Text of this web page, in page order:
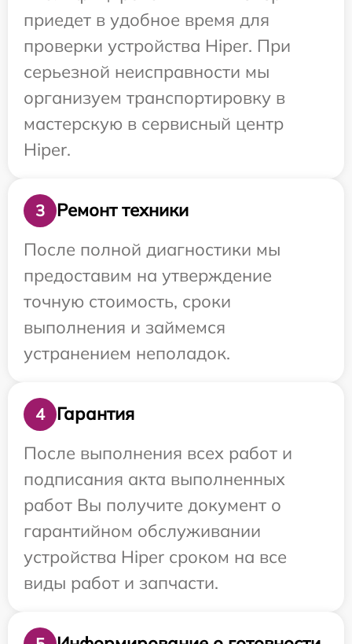
приедет в удобное время для
проверки устройства Hiper. При
серьезной неисправности мы
организуем транспортировку в
мастерскую в сервисный центр
Hiper.
3
Ремонт техники
После полной диагностики мы
предоставим на утверждение
точную стоимость, сроки
выполнения и займемся
устранением неполадок.
4
Гарантия
После выполнения всех работ и
подписания акта выполненных
работ Вы получите документ о
гарантийном обслуживании
устройства Hiper сроком на все
виды работ и запчасти.